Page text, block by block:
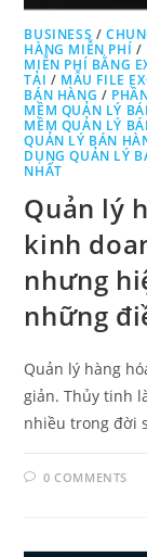
BUSINESS /
HÀNG MIỄN PHÍ /
MIỄN PHÍ BẰNG
TẢI / MẪU FILE
BÁN HÀNG /
MỀM QUẢN LÝ
MỀM QUẢN LÝ
QUẢN LÝ BÁN
DỤNG QUẢN LÝ
NHẤT
Quản lý
kinh
nhưng
những
Quản lý hàng
giản. Thủy tinh
nhiều trong đời
0 COMMENTS